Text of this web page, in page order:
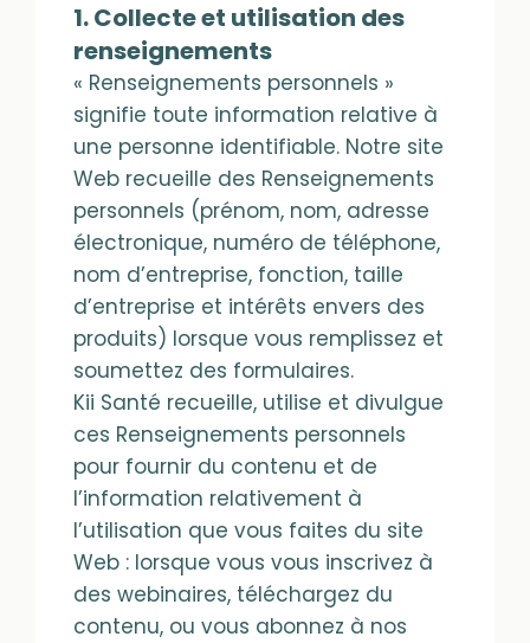
1. Collecte et utilisation des
renseignements
« Renseignements personnels »
signifie toute information relative à
une personne identifiable. Notre site
Web recueille des Renseignements
personnels (prénom, nom, adresse
électronique, numéro de téléphone,
nom d’entreprise, fonction, taille
d’entreprise et intérêts envers des
produits) lorsque vous remplissez et
soumettez des formulaires.
Kii Santé recueille, utilise et divulgue
ces Renseignements personnels
pour fournir du contenu et de
l’information relativement à
l’utilisation que vous faites du site
Web : lorsque vous vous inscrivez à
des webinaires, téléchargez du
contenu, ou vous abonnez à nos